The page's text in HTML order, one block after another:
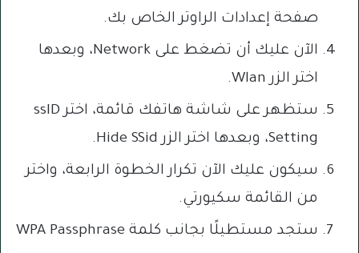
صفحة إعدادات الراوتر الخاص بك.
الآن عليك أن تضغط على Network، وبعدها
اختر الزر Wlan.
ستظهر على شاشة هاتفك قائمة، اختر ssID
Setting، وبعدها اختر الزر Hide SSid.
سيكون عليك الآن تكرار الخطوة الرابعة، واختر
من القائمة سكيورتي.
ستجد مستطيلًا بجانب كلمة WPA Passphrase